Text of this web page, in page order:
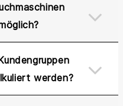
werden?